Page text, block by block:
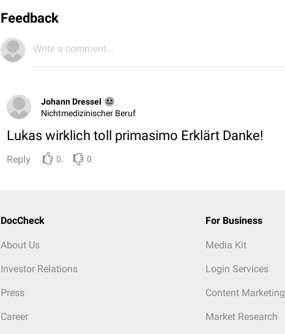
Feedback
Write a comment...
Johann Dressel
Nichtmedizinischer Beruf
Lukas wirklich toll primasimo Erklärt Danke!
Reply 0 0
DocCheck
About Us
Investor Relations
Press
Career
For Business
Media Kit
Login Services
Content Marketing
Market Research